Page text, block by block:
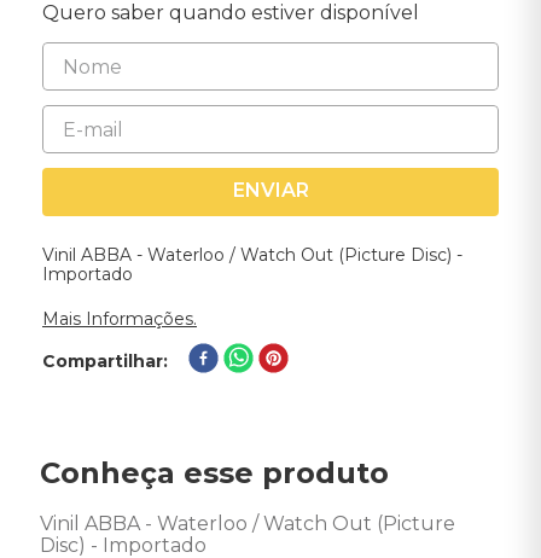
Quero saber quando estiver disponível
ENVIAR
Vinil ABBA - Waterloo / Watch Out (Picture Disc) -
Importado
Mais Informações.
Compartilhar
Conheça esse produto
Vinil ABBA - Waterloo / Watch Out (Picture
Disc) - Importado